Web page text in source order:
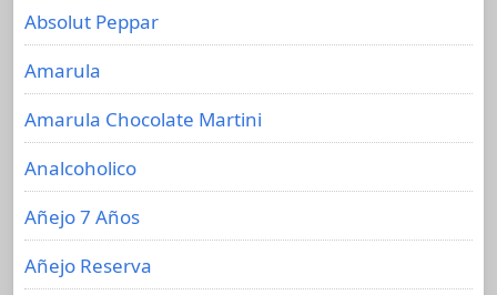
Absolut Peppar
Amarula
Amarula Chocolate Martini
Analcoholico
Añejo 7 Años
Añejo Reserva